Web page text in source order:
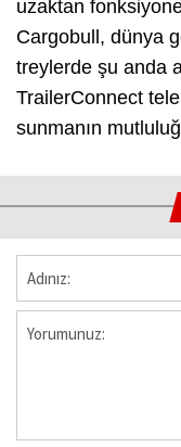
uzaktan
Cargobull, dünya
treylerde şu anda
TrailerConnect
sunmanın